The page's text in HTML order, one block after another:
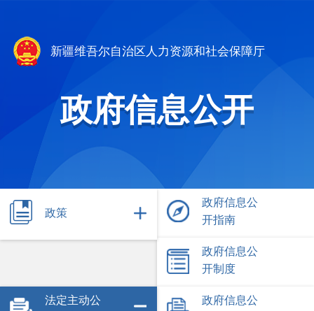
新疆维吾尔自治区人力资源和社会保障厅
政府信息公开
政策
政府信息公
开指南
政府信息公
开制度
法定主动公
政府信息公